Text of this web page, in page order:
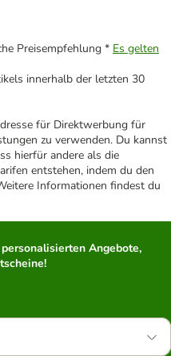
Preisempfehlung * Es gelten
innerhalb der letzten 30
für Direktwerbung für
zu verwenden. Du kannst
hierfür andere als die
entstehen, indem du den
Informationen findest du
Angebote,